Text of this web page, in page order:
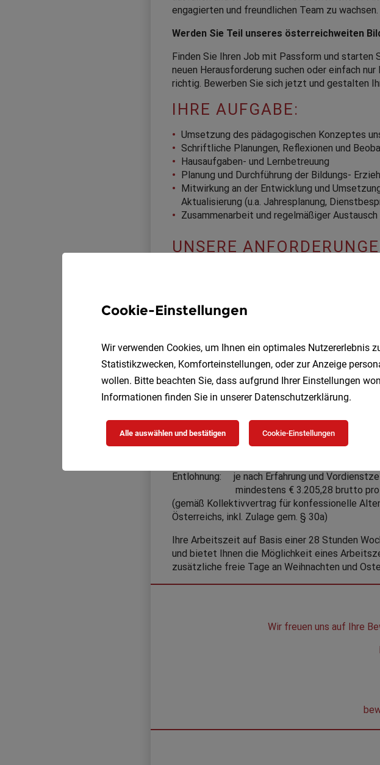
Cookie-Einstellungen
Wir verwenden Cookies, um Ihnen ein optimales Nutzererlebnis
Statistikzwecken, Komforteinstellungen, oder zur Anzeige
wollen. Bitte beachten Sie, dass aufgrund Ihrer Einstellungen
Informationen finden Sie in unserer Datenschutzerklärung.
Alle auswählen und bestätigen Cookie-Einstellungen